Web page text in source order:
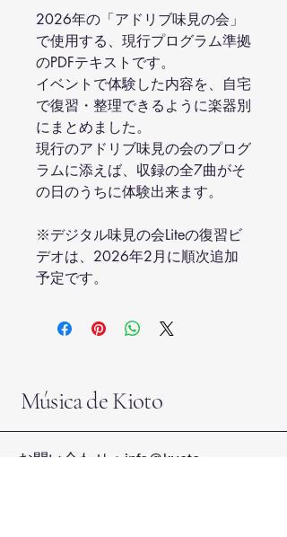
2026年の「アドリブ味見の会」
で使用する、現行プログラム準拠
のPDFテキストです。
イベントで体験した内容を、自宅
で復習・整理できるように楽器別
にまとめました。
現行のアドリブ味見の会のプログ
ラムに添えば、収録の全7曲がそ
の日のうちに体験出来ます。
※デジタル味見の会Liteの復習ビ
デオは、2026年2月に順次追加
予定です。
Música de Kioto
お問い合わせ： info@kyoto-